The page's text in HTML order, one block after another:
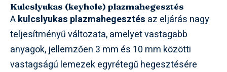
Kulcslyukas (keyhole) plazmahegesztés
Akulcslyukas plazmahegesztés az eljárás nagy
teljesítményű változata, amelyet vastagabb
anyagok, jellemzően 3 mm és 10 mm közötti
vastagságú lemezek egyrétegű hegesztésére